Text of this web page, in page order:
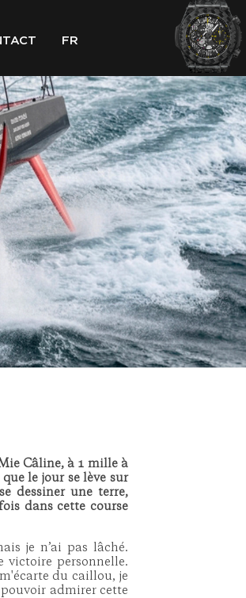
FR
Câline, à 1 mille à
le jour se lève sur
dessiner une terre,
dans cette course
je n’ai pas lâché.
victoire personnelle.
du caillou, je
admirer cette